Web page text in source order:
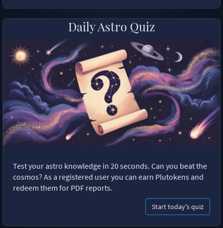
Daily Astro Quiz
Test your astro knowledge in 20 seconds. Can you beat the
cosmos? As a registered user you can earn Plutokens and
redeem them for PDF reports.
Start today's quiz